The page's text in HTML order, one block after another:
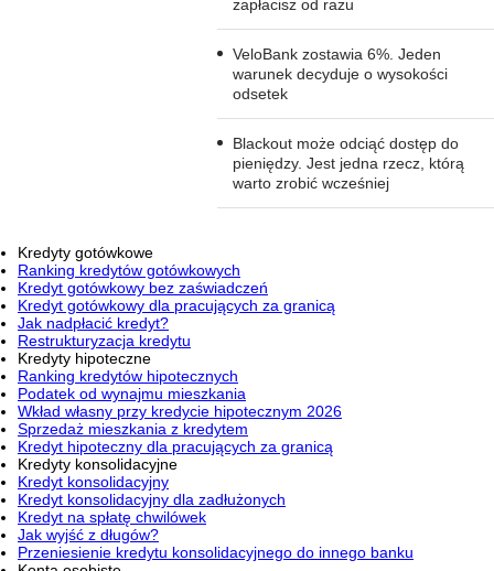
zapłacisz od razu
VeloBank zostawia 6%. Jeden
warunek decyduje o wysokości
odsetek
Blackout może odciąć dostęp do
pieniędzy. Jest jedna rzecz, którą
warto zrobić wcześniej
Kredyty gotówkowe
Ranking kredytów gotówkowych
Kredyt gotówkowy bez zaświadczeń
Kredyt gotówkowy dla pracujących za granicą
Jak nadpłacić kredyt?
Restrukturyzacja kredytu
Kredyty hipoteczne
Ranking kredytów hipotecznych
Podatek od wynajmu mieszkania
Wkład własny przy kredycie hipotecznym 2026
Sprzedaż mieszkania z kredytem
Kredyt hipoteczny dla pracujących za granicą
Kredyty konsolidacyjne
Kredyt konsolidacyjny
Kredyt konsolidacyjny dla zadłużonych
Kredyt na spłatę chwilówek
Jak wyjść z długów?
Przeniesienie kredytu konsolidacyjnego do innego banku